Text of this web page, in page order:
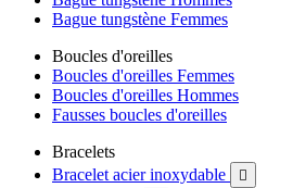
Bague tungstène Femmes
Boucles d'oreilles
Boucles d'oreilles Femmes
Boucles d'oreilles Hommes
Fausses boucles d'oreilles
Bracelets
Bracelet acier inoxydable
